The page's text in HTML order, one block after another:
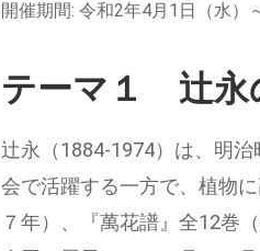
開催期間: 令和2年4月1日（水）
テーマ１ 辻永
辻永（1884-1974）は、明
会で活躍する一方で、植物
７年）、『萬花譜』全12巻